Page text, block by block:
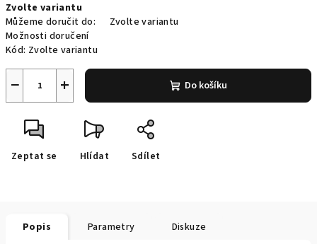
cena:
Zvolte variantu
Můžeme doručit do:
Zvolte variantu
Možnosti doručení
Kód: Zvolte variantu
+
− Do košíku
Zeptat se Hlídat Sdílet
Popis Parametry Diskuze